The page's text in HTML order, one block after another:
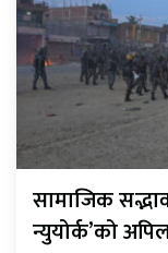
सामाजिक
न्युयोर्क’को